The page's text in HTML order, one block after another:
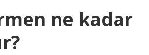
ne kadar